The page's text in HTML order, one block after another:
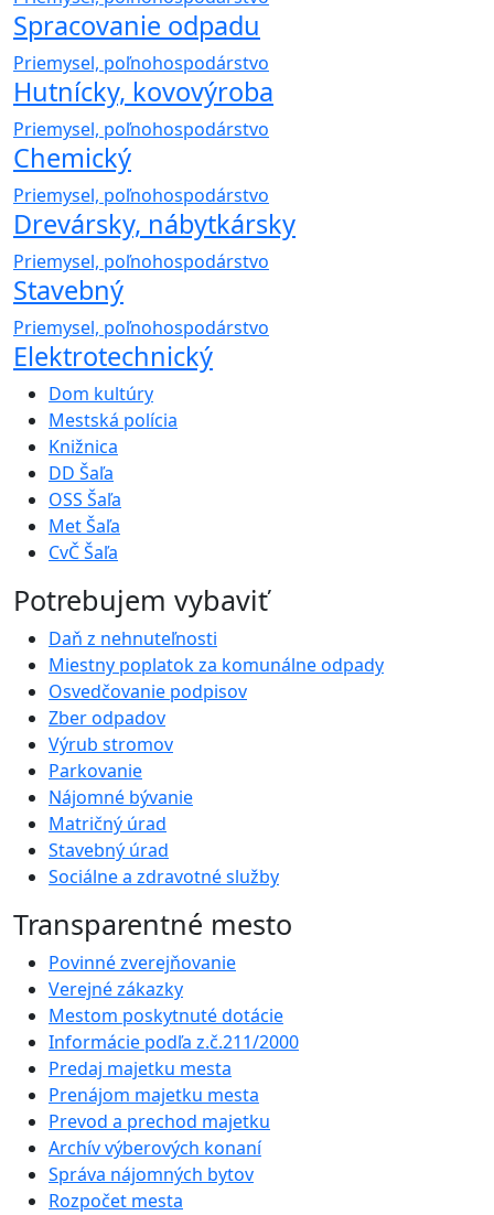
Spracovanie odpadu
Priemysel, poľnohospodárstvo
Hutnícky, kovovýroba
Priemysel, poľnohospodárstvo
Chemický
Priemysel, poľnohospodárstvo
Drevársky, nábytkársky
Priemysel, poľnohospodárstvo
Stavebný
Priemysel, poľnohospodárstvo
Elektrotechnický
Dom kultúry
Mestská polícia
Knižnica
DD Šaľa
OSS Šaľa
Met Šaľa
CvČ Šaľa
Potrebujem vybaviť
Daň z nehnuteľnosti
Miestny poplatok za komunálne odpady
Osvedčovanie podpisov
Zber odpadov
Výrub stromov
Parkovanie
Nájomné bývanie
Matričný úrad
Stavebný úrad
Sociálne a zdravotné služby
Transparentné mesto
Povinné zverejňovanie
Verejné zákazky
Mestom poskytnuté dotácie
Informácie podľa z.č.211/2000
Predaj majetku mesta
Prenájom majetku mesta
Prevod a prechod majetku
Archív výberových konaní
Správa nájomných bytov
Rozpočet mesta